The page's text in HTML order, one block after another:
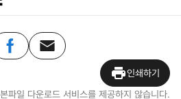
인쇄하기
파일 다운로드 서비스를 제공하지 않습니다.